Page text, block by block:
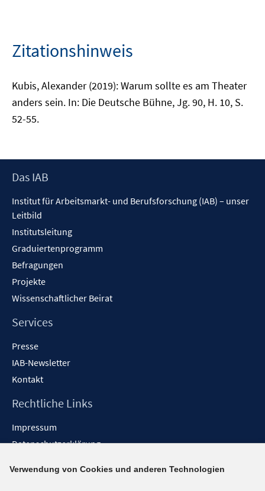
Zitationshinweis
Kubis, Alexander (2019): Warum sollte es am Theater
anders sein. In: Die Deutsche Bühne, Jg. 90, H. 10, S.
52-55.
Footer
Das IAB
Institut für Arbeitsmarkt- und Berufsforschung (IAB) – unser
Leitbild
Institutsleitung
Graduiertenprogramm
Befragungen
Projekte
Wissenschaftlicher Beirat
Services
Presse
IAB-Newsletter
Kontakt
Rechtliche Links
Impressum
Datenschutzerklärung
Barrieren melden
Verwendung von Cookies und anderen Technologien